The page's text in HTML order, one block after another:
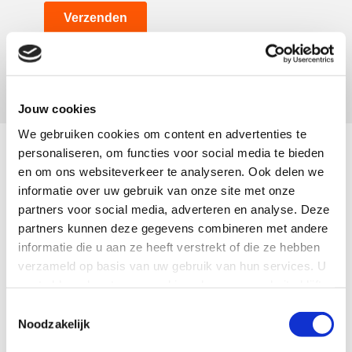
Jouw cookies
We gebruiken cookies om content en advertenties te
personaliseren, om functies voor social media te bieden
en om ons websiteverkeer te analyseren. Ook delen we
informatie over uw gebruik van onze site met onze
partners voor social media, adverteren en analyse. Deze
partners kunnen deze gegevens combineren met andere
informatie die u aan ze heeft verstrekt of die ze hebben
verzameld op basis van uw gebruik van hun services. U
Noodzakelijk
Meer informatie?
Wil je met jouw bedrijf (minder dan 250
medewerkers) bijdragen aan een duurzame
en toekomstbestendige economie? Plan dan
een vrijblijvend kennismakingsgesprek in via
de onderstaande knop en ontdek wat